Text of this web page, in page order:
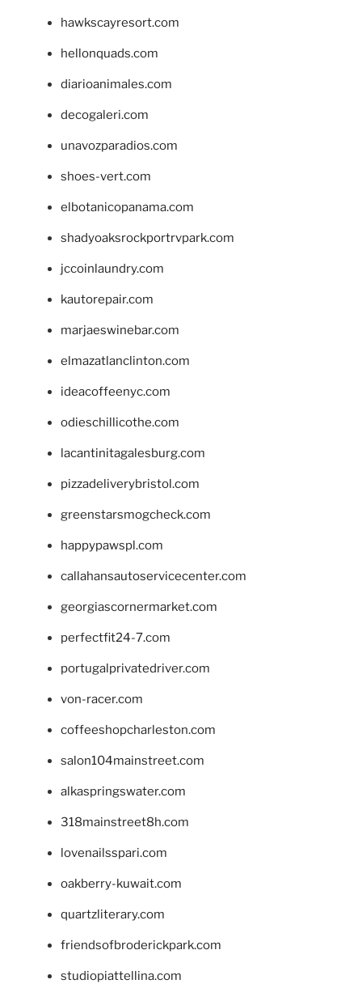
hawkscayresort.com
hellonquads.com
diarioanimales.com
decogaleri.com
unavozparadios.com
shoes-vert.com
elbotanicopanama.com
shadyoaksrockportrvpark.com
jccoinlaundry.com
kautorepair.com
marjaeswinebar.com
elmazatlanclinton.com
ideacoffeenyc.com
odieschillicothe.com
lacantinitagalesburg.com
pizzadeliverybristol.com
greenstarsmogcheck.com
happypawspl.com
callahansautoservicecenter.com
georgiascornermarket.com
perfectfit24-7.com
portugalprivatedriver.com
von-racer.com
coffeeshopcharleston.com
salon104mainstreet.com
alkaspringswater.com
318mainstreet8h.com
lovenailsspari.com
oakberry-kuwait.com
quartzliterary.com
friendsofbroderickpark.com
studiopiattellina.com